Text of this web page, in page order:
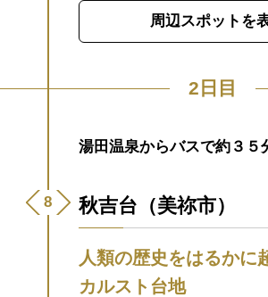
す。
【NHK総合あさイチで
た】
2024年6月27日(木)放
口」で湯田温泉の「スリッ
周辺スポットを
2日目
湯田温泉からバスで約３５
秋吉台（美祢市）
人類の歴史をはるかに
カルスト台地